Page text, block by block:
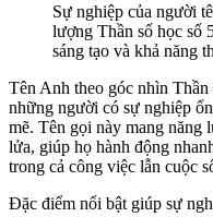
Sự nghiệp của người
lượng Thần số học số
sáng tạo và khả năng
Tên Anh theo góc nhìn
những người có sự nghiệp
mẽ. Tên gọi này mang năng
lửa, giúp họ hành động
trong cả công việc lẫn cuộc
Đặc điểm nổi bật giúp sự